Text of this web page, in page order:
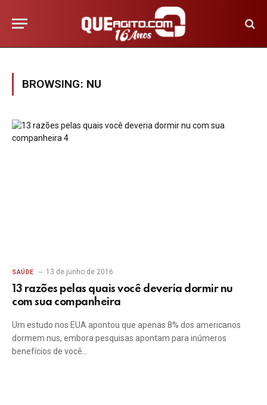
BROWSING: NU
SAÚDE 13 de junho de 2016
13 razões pelas quais você deveria dormir nu
com sua companheira
Um estudo nos EUA apontou que apenas 8% dos americanos
dormem nus, embora pesquisas apontam para inúmeros
benefícios de você…